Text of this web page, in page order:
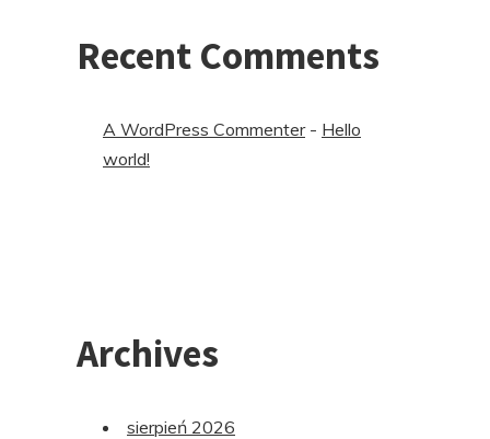
Recent Comments
A WordPress Commenter- Hello
world!
Archives
sierpień 2026